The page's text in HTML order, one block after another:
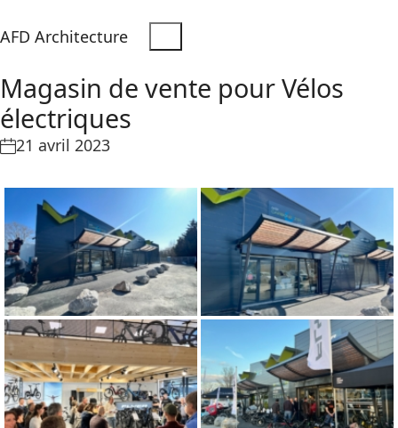
AFD Architecture
Magasin de vente pour Vélos
électriques
21 avril 2023